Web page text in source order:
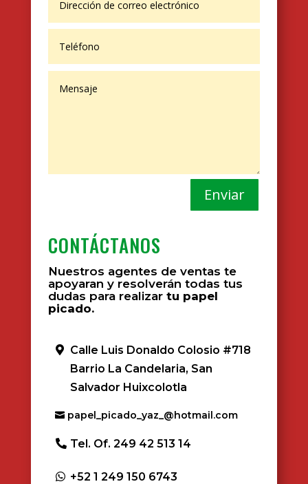
Enviar
CONTÁCTANOS
Nuestros agentes de ventas te
apoyaran y resolverán todas tus
dudas para realizartu papel
picado.
Calle Luis Donaldo Colosio #718
Barrio La Candelaria, San
Salvador Huixcolotla
papel_picado_yaz_@hotmail.com
Tel. Of. 249 42 513 14
+52 1 249 150 6743